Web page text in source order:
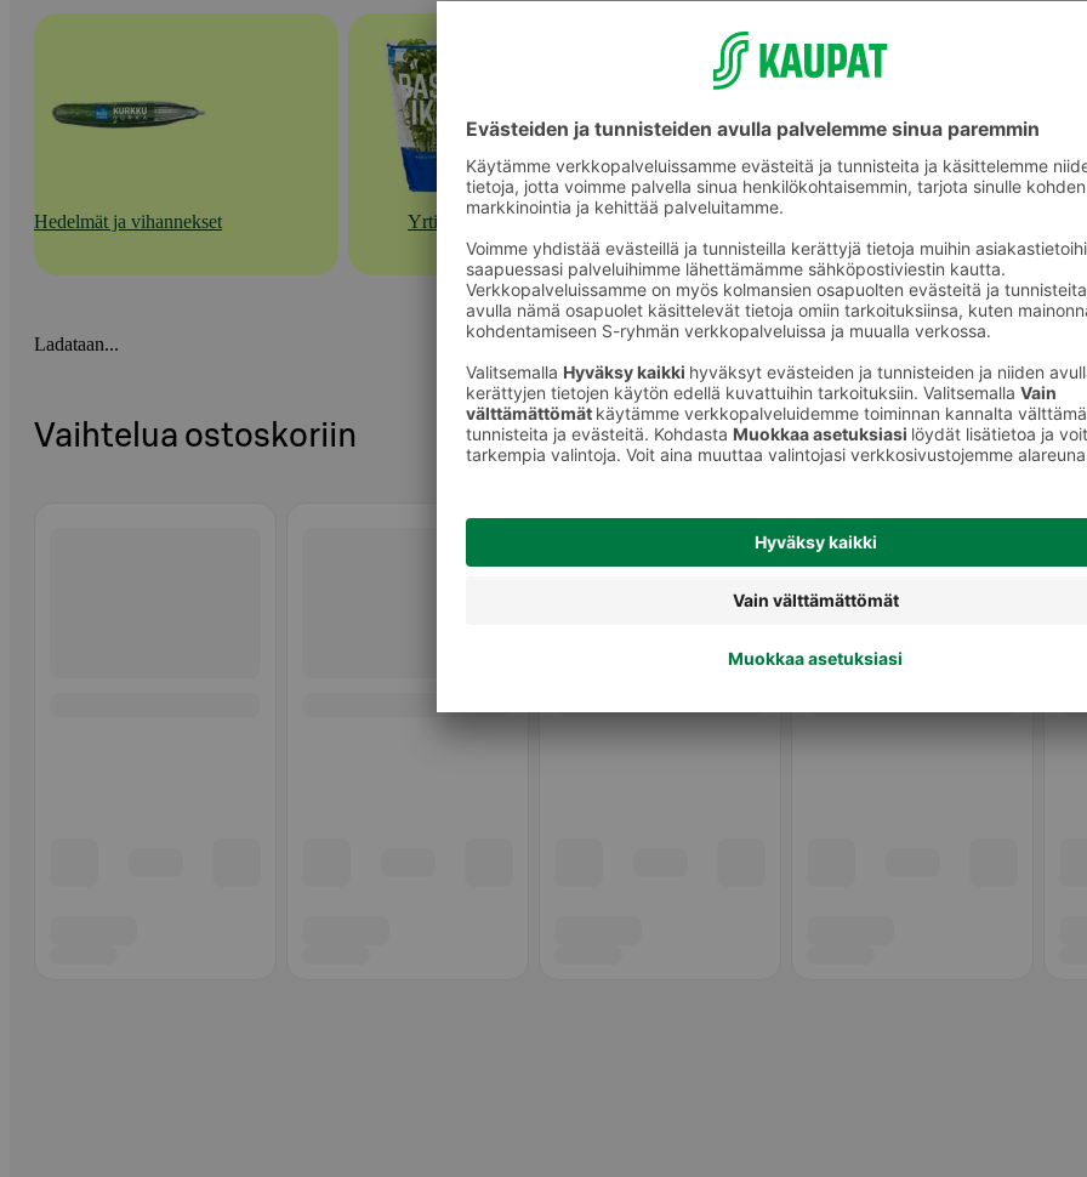
Hedelmät ja vihannekset Yrtit
Ladataan...
Vaihtelua ostoskoriin